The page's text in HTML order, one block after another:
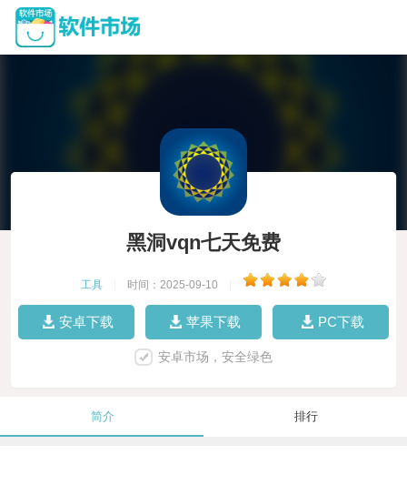
黑洞vqn七天免费
工具 时间：2025-09-10
安卓下载 苹果下载 PC下载
安卓市场，安全绿色
简介 排行